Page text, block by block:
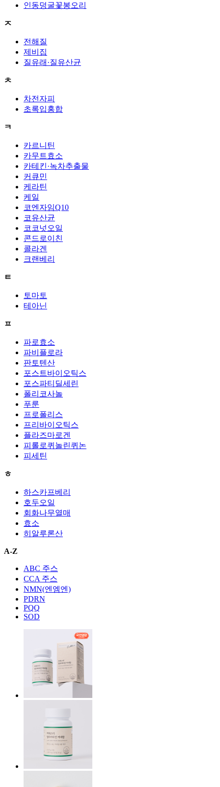
인동덩굴꽃봉오리
ㅈ
전해질
제비집
질유래·질유산균
ㅊ
차전자피
초록입홍합
ㅋ
카르니틴
카무트효소
카테킨·녹차추출물
커큐민
케라틴
케일
코엔자임Q10
코유산균
코코넛오일
콘드로이친
콜라겐
크랜베리
ㅌ
토마토
테아닌
ㅍ
파로효소
파비플로라
판토텐산
포스트바이오틱스
포스파티딜세린
폴리코사놀
푸룬
프로폴리스
프리바이오틱스
플라즈마로겐
피롤로퀴놀린퀴논
피세틴
ㅎ
하스카프베리
호두오일
회화나무열매
효소
히알루론산
A-Z
ABC 주스
CCA 주스
NMN(엔엠엔)
PDRN
PQQ
SOD